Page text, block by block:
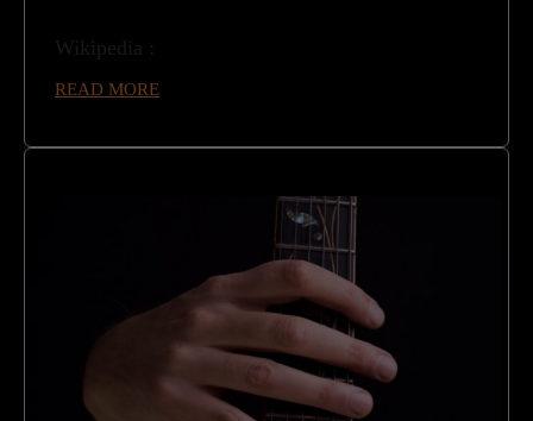
Wikipedia :
READ MORE